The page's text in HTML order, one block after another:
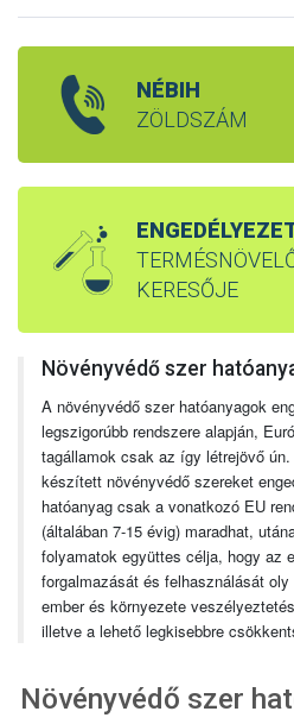
NÉBIH
ZÖLDSZÁM
KERESŐJE
Növényvédő szer
A növényvédő szer hatóanyagok
legszigorúbb rendszere alapján,
tagállamok csak az így létrejövő
készített növényvédő szereket
hatóanyag csak a vonatkozó EU
(általában 7-15 évig) maradhat,
folyamatok együttes célja, hogy az
forgalmazását és felhasználását
ember és környezete
illetve a lehető legkisebbre
Növényvédő szer